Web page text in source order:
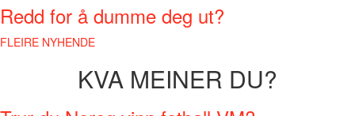
Redd for å dumme deg ut?
FLEIRE NYHENDE
KVA MEINER DU?